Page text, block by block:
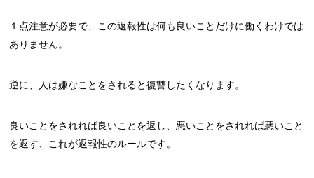
１点注意が必要で、この返報性は何も良いことだけに働くわけでは
ありません。
逆に、人は嫌なことをされると復讐したくなります。
良いことをされれば良いことを返し、悪いことをされれば悪いこと
を返す、これが返報性のルールです。